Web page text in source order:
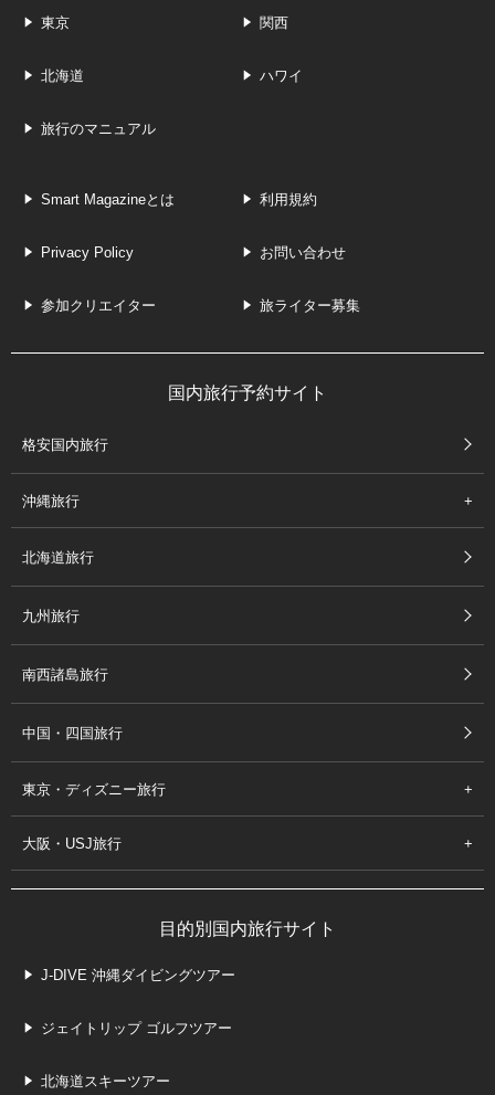
東京 関西
北海道 ハワイ
旅行のマニュアル
Smart Magazineとは 利用規約
Privacy Policy お問い合わせ
参加クリエイター 旅ライター募集
国内旅行予約サイト
格安国内旅行
沖縄旅行
北海道旅行
九州旅行
南西諸島旅行
中国・四国旅行
東京・ディズニー旅行
大阪・USJ旅行
目的別国内旅行サイト
J-DIVE 沖縄ダイビングツアー
ジェイトリップ ゴルフツアー
北海道スキーツアー